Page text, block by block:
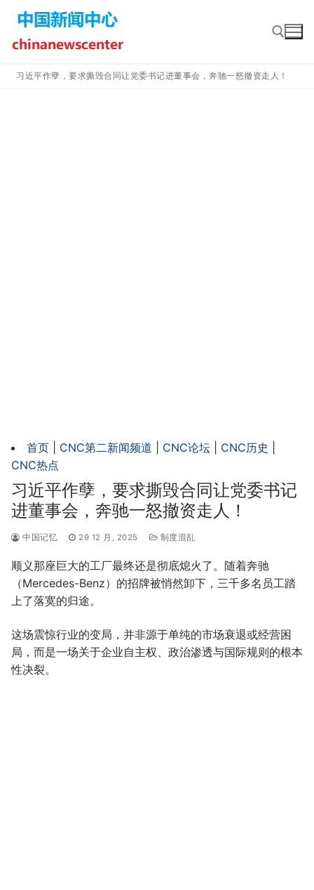
content
习近平作孽，要求撕毁合同让党委书记进董事会，奔驰一怒撤资走人！
首页 CNC第二新闻频道 CNC论坛 CNC历史
CNC热点
习近平作孽，要求撕毁合同让党委书记
进董事会，奔驰一怒撤资走人！
中国记忆 29 12 月, 2025 制度混乱
顺义那座巨大的工厂最终还是彻底熄火了。随着奔驰
（Mercedes-Benz）的招牌被悄然卸下，三千多名员工踏
上了落寞的归途。
这场震惊行业的变局，并非源于单纯的市场衰退或经营困
局，而是一场关于企业自主权、政治渗透与国际规则的根本
性决裂。